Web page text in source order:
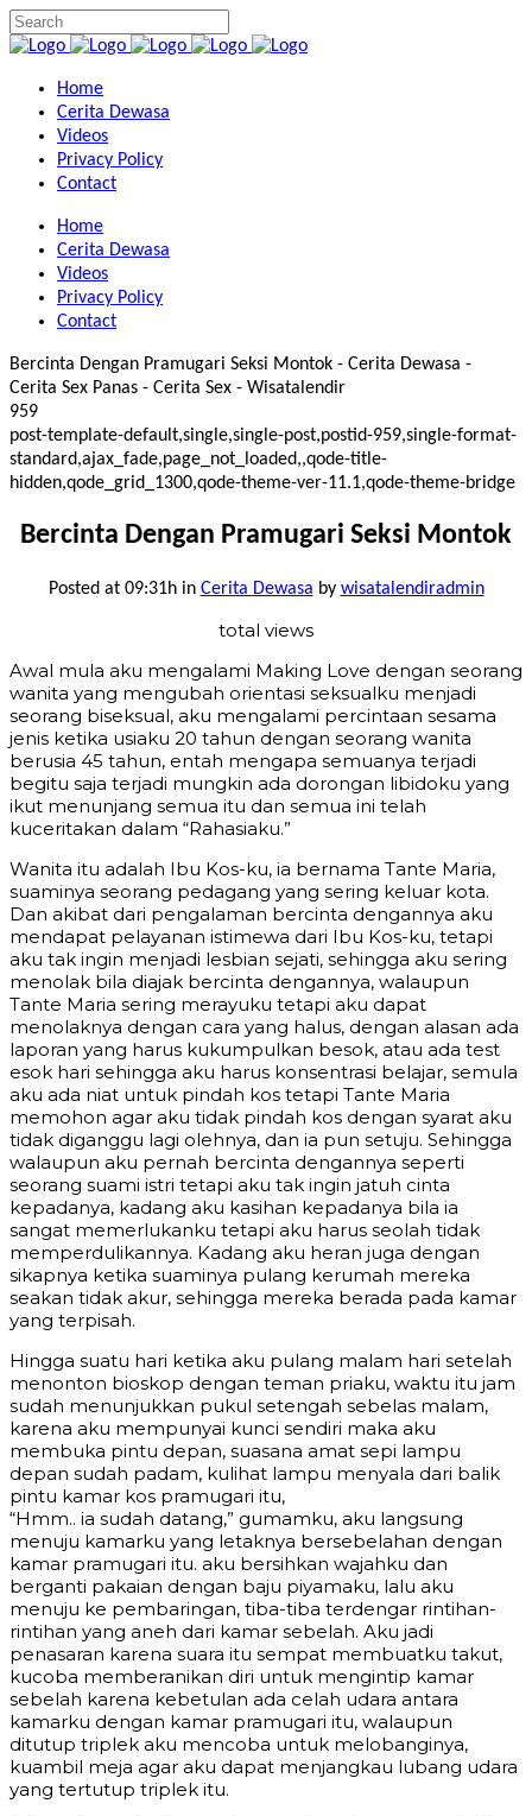
Home
Cerita Dewasa
Videos
Privacy Policy
Contact
Home
Cerita Dewasa
Videos
Privacy Policy
Contact
Bercinta Dengan Pramugari Seksi Montok - Cerita Dewasa -
Cerita Sex Panas - Cerita Sex - Wisatalendir
959
post-template-default,single,single-post,postid-959,single-format-
standard,ajax_fade,page_not_loaded,,qode-title-
hidden,qode_grid_1300,qode-theme-ver-11.1,qode-theme-bridge
Bercinta Dengan Pramugari Seksi Montok
Posted at 09:31hin Cerita Dewasa by wisatalendiradmin
total views
Awal mula aku mengalami Making Love dengan seorang
wanita yang mengubah orientasi seksualku menjadi
seorang biseksual, aku mengalami percintaan sesama
jenis ketika usiaku 20 tahun dengan seorang wanita
berusia 45 tahun, entah mengapa semuanya terjadi
begitu saja terjadi mungkin ada dorongan libidoku yang
ikut menunjang semua itu dan semua ini telah
kuceritakan dalam “Rahasiaku.”
Wanita itu adalah Ibu Kos-ku, ia bernama Tante Maria,
suaminya seorang pedagang yang sering keluar kota.
Dan akibat dari pengalaman bercinta dengannya aku
mendapat pelayanan istimewa dari Ibu Kos-ku, tetapi
aku tak ingin menjadi lesbian sejati, sehingga aku sering
menolak bila diajak bercinta dengannya, walaupun
Tante Maria sering merayuku tetapi aku dapat
menolaknya dengan cara yang halus, dengan alasan ada
laporan yang harus kukumpulkan besok, atau ada test
esok hari sehingga aku harus konsentrasi belajar, semula
aku ada niat untuk pindah kos tetapi Tante Maria
memohon agar aku tidak pindah kos dengan syarat aku
tidak diganggu lagi olehnya, dan ia pun setuju. Sehingga
walaupun aku pernah bercinta dengannya seperti
seorang suami istri tetapi aku tak ingin jatuh cinta
kepadanya, kadang aku kasihan kepadanya bila ia
sangat memerlukanku tetapi aku harus seolah tidak
memperdulikannya. Kadang aku heran juga dengan
sikapnya ketika suaminya pulang kerumah mereka
seakan tidak akur, sehingga mereka berada pada kamar
yang terpisah.
Hingga suatu hari ketika aku pulang malam hari setelah
menonton bioskop dengan teman priaku, waktu itu jam
sudah menunjukkan pukul setengah sebelas malam,
karena aku mempunyai kunci sendiri maka aku
membuka pintu depan, suasana amat sepi lampu
depan sudah padam, kulihat lampu menyala dari balik
pintu kamar kos pramugari itu,
“Hmm.. ia sudah datang,” gumamku, aku langsung
menuju kamarku yang letaknya bersebelahan dengan
kamar pramugari itu. aku bersihkan wajahku dan
berganti pakaian dengan baju piyamaku, lalu aku
menuju ke pembaringan, tiba-tiba terdengar rintihan-
rintihan yang aneh dari kamar sebelah. Aku jadi
penasaran karena suara itu sempat membuatku takut,
kucoba memberanikan diri untuk mengintip kamar
sebelah karena kebetulan ada celah udara antara
kamarku dengan kamar pramugari itu, walaupun
ditutup triplek aku mencoba untuk melobanginya,
kuambil meja agar aku dapat menjangkau lubang udara
yang tertutup triplek itu.